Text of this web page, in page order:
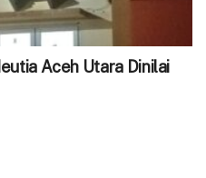
Aceh Utara Dinilai